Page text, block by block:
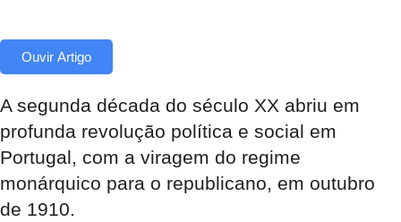
Ouvir Artigo
A segunda década do século XX abriu em
profunda revolução política e social em
Portugal, com a viragem do regime
monárquico para o republicano, em outubro
de 1910.